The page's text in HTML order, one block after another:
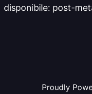
disponibile: post-
Proudly